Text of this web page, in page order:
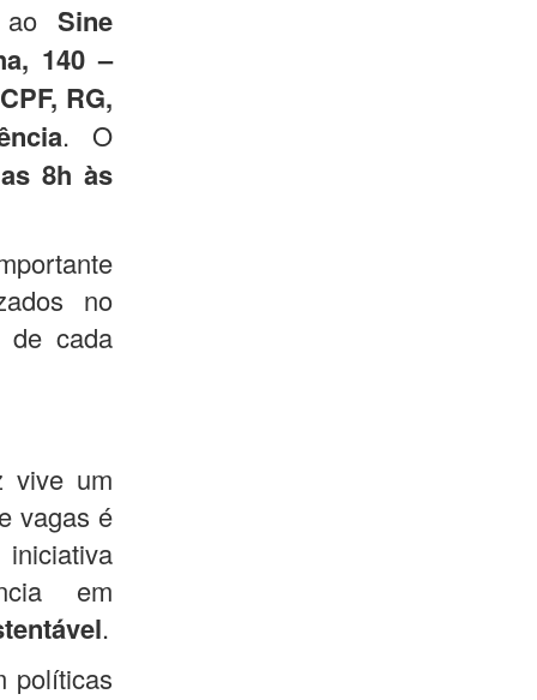
aoSine
140 –
CPF, RG,
. O
8h às
no
de cada
vive um
vagas é
em
.
políticas